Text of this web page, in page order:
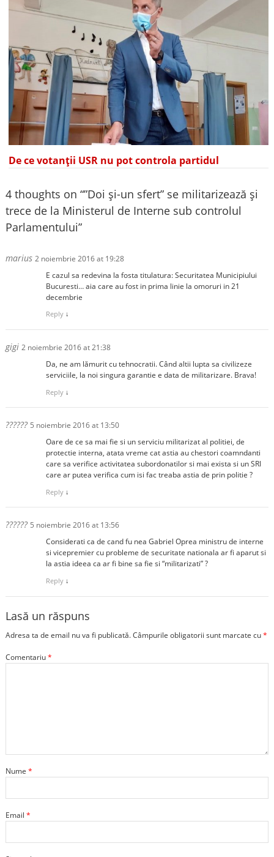
De ce votanții USR nu pot controla partidul
4 thoughts on “”Doi și-un sfert” se militarizează și
trece de la Ministerul de Interne sub controlul
Parlamentului”
marius 2 noiembrie 2016 at 19:28
E cazul sa redevina la fosta titulatura: Securitatea Municipiului
Bucuresti… aia care au fost in prima linie la omoruri in 21
decembrie
Reply ↓
gigi 2 noiembrie 2016 at 21:38
Da, ne am lămurit cu tehnocratii. Când altii lupta sa civilizeze
serviciile, la noi singura garantie e data de militarizare. Brava!
Reply ↓
?????? 5 noiembrie 2016 at 13:50
Oare de ce sa mai fie si un serviciu militarizat al politiei, de
protectie interna, atata vreme cat astia au chestori coamndanti
care sa verifice activitatea subordonatilor si mai exista si un SRI
care ar putea verifica cum isi fac treaba astia de prin politie ?
Reply ↓
?????? 5 noiembrie 2016 at 13:56
Considerati ca de cand fu nea Gabriel Oprea ministru de interne
si vicepremier cu probleme de securitate nationala ar fi aparut si
la astia ideea ca ar fi bine sa fie si “militarizati” ?
Reply ↓
Lasă un răspuns
Adresa ta de email nu va fi publicată.Câmpurile obligatorii sunt marcate cu*
Comentariu*
Nume *
Email *